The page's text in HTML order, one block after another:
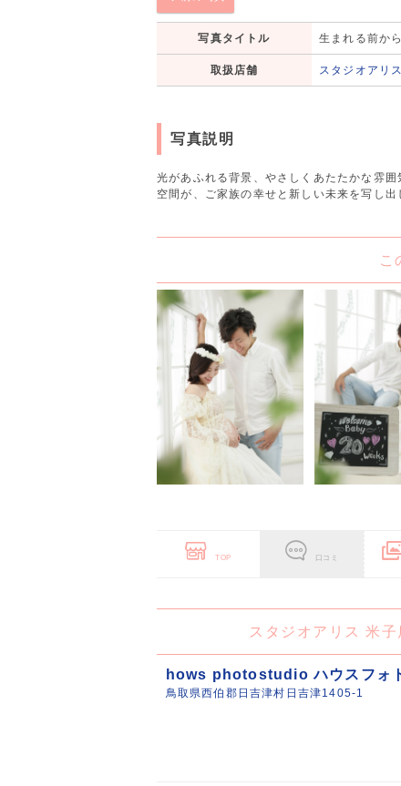
写真タイトル 生まれる前か
取扱店舗 スタジオアリ
写真説明
光があふれる背景、やさしくあたたかな雰
空間が、ご家族の幸せと新しい未来を写し出
こ
TOP 口コミ
スタジオアリス 米
hows photostudio ハウスフォ
鳥取県西伯郡日吉津村日吉津1405-1